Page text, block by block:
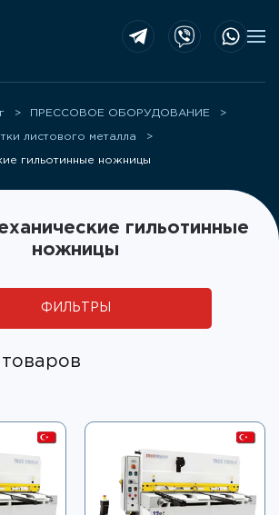
ПРЕССОВОЕ ОБОРУДОВАНИЕ
листового металла
гильотинные ножницы
гильотинные
ножницы
ФИЛЬТРЫ